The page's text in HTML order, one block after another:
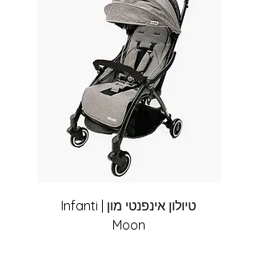
טיולון אינפנטי מון | Infanti
Moon